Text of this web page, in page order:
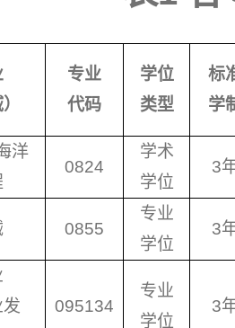
专业
代码
学位
类型
标
学
洋
0824
学术
学位
3
0855
专业
学位
3
发
095134
专业
学位
3